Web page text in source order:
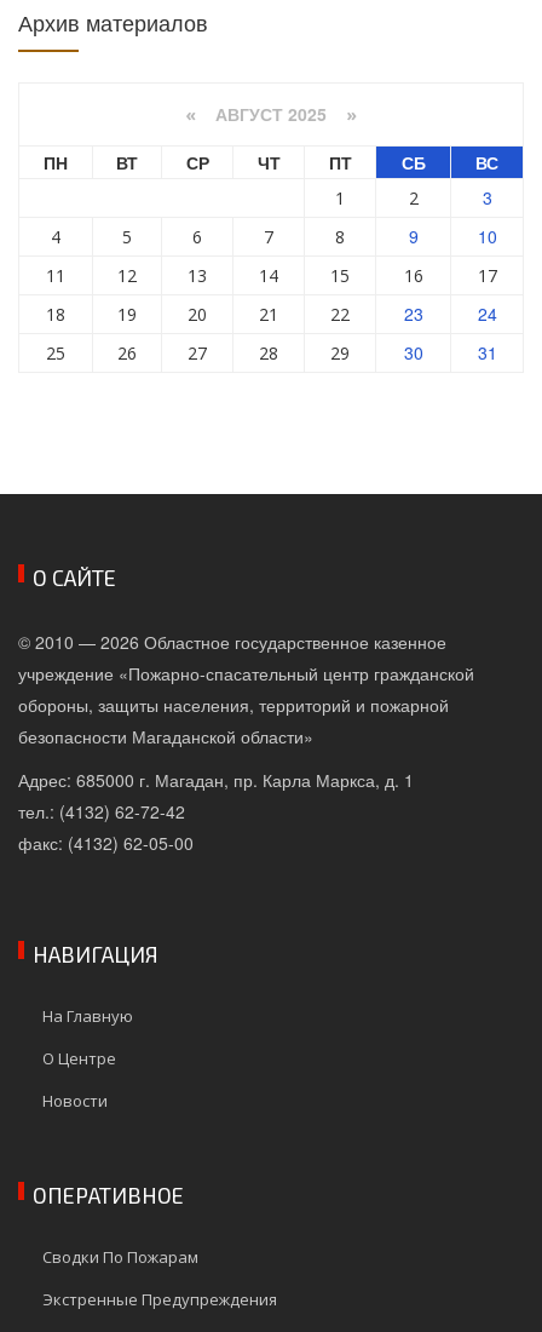
Архив материалов
« АВГУСТ 2025 »
ПН ВТ СР ЧТ ПТ СБ ВС
1 2 3
4 5 6 7 8 9 10
11 12 13 14 15 16
17
18
19 20 21 22 23 24
25 26 27 28 29 30 31
О САЙТЕ
© 2010 — 2026 Областное государственное казенное
учреждение «Пожарно-спасательный центр гражданской
обороны, защиты населения, территорий и пожарной
безопасности Магаданской области»
Адрес: 685000 г. Магадан, пр. Карла Маркса, д. 1
тел.: (4132) 62-72-42
факс: (4132) 62-05-00
НАВИГАЦИЯ
На Главную
О Центре
Новости
ОПЕРАТИВНОЕ
Сводки По Пожарам
Экстренные Предупреждения